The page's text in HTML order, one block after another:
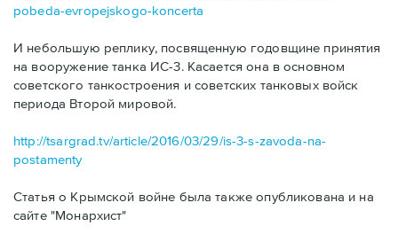
pobeda-evropejskogo-koncerta
И небольшую реплику, посвященную годовщине принятия
на вооружение танка ИС-3. Касается она в основном
советского танкостроения и советских танковых войск
периода Второй мировой.
http://tsargrad.tv/article/2016/03/29/is-3-s-zavoda-na-
postamenty
Статья о Крымской войне была также опубликована и на
сайте "Монархист"